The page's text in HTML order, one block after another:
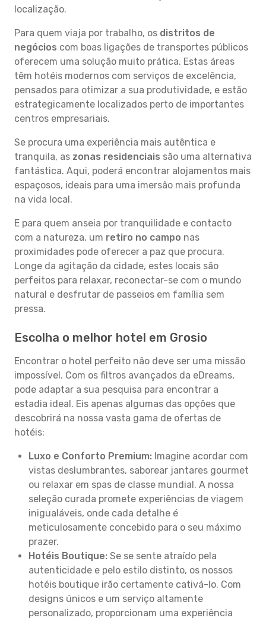
localização.
Para quem viaja por trabalho, os distritos de
negócios com boas ligações de transportes públicos
oferecem uma solução muito prática. Estas áreas
têm hotéis modernos com serviços de excelência,
pensados para otimizar a sua produtividade, e estão
estrategicamente localizados perto de importantes
centros empresariais.
Se procura uma experiência mais autêntica e
tranquila, as zonas residenciais são uma alternativa
fantástica. Aqui, poderá encontrar alojamentos mais
espaçosos, ideais para uma imersão mais profunda
na vida local.
E para quem anseia por tranquilidade e contacto
com a natureza, um retiro no campo nas
proximidades pode oferecer a paz que procura.
Longe da agitação da cidade, estes locais são
perfeitos para relaxar, reconectar-se com o mundo
natural e desfrutar de passeios em família sem
pressa.
Escolha o melhor hotel em Grosio
Encontrar o hotel perfeito não deve ser uma missão
impossível. Com os filtros avançados da eDreams,
pode adaptar a sua pesquisa para encontrar a
estadia ideal. Eis apenas algumas das opções que
descobrirá na nossa vasta gama de ofertas de
hotéis:
Luxo e Conforto Premium: Imagine acordar com
vistas deslumbrantes, saborear jantares gourmet
ou relaxar em spas de classe mundial. A nossa
seleção curada promete experiências de viagem
inigualáveis, onde cada detalhe é
meticulosamente concebido para o seu máximo
prazer.
Hotéis Boutique: Se se sente atraído pela
autenticidade e pelo estilo distinto, os nossos
hotéis boutique irão certamente cativá-lo. Com
designs únicos e um serviço altamente
personalizado, proporcionam uma experiência